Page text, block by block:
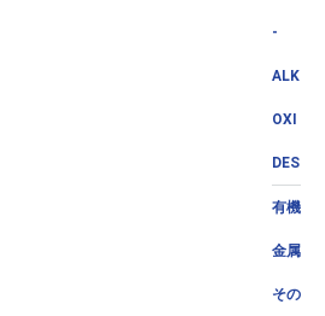
-
ALK
OXI
DES
有機
金属
その